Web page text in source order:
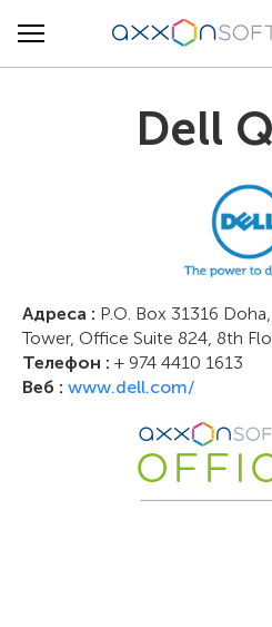
Dell
Адреса : P.O. Box 31316
Tower, Office Suite 824, 8th
Телефон : + 974 4410 1613
Веб : www.dell.com/